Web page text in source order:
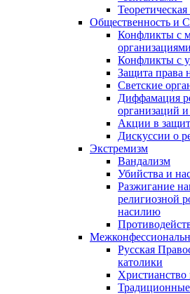
Теоретическая
Общественность и
Конфликты с
организациями
Конфликты с
Защита права
Светские
Диффамация
организаций
Акции в
Дискуссии о
Экстремизм
Вандализм
Убийства и
Разжигание
религиозной
насилию
Русская
католики
Христианство